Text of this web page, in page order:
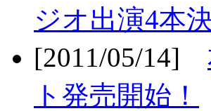
ジオ出演4本
[2011/05/14]
ト発売開始！